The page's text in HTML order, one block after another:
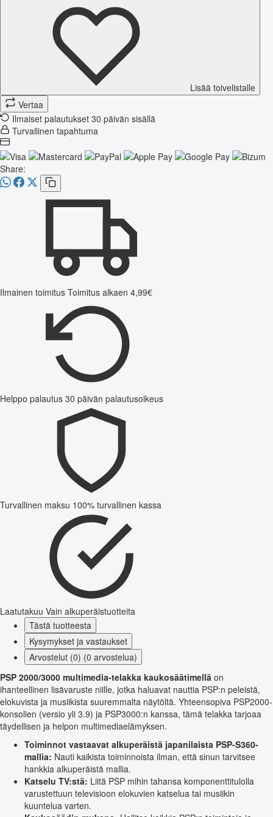
Lisää toivelistalle
Vertaa
Ilmaiset palautukset 30 päivän sisällä
Turvallinen tapahtuma
Share:
Ilmainen toimitus Toimitus alkaen 4,99€
Helppo palautus 30 päivän palautusoikeus
Turvallinen maksu 100% turvallinen kassa
Laatutakuu Vain alkuperäistuotteita
Tästä tuotteesta
Kysymykset ja vastaukset
Arvostelut (0) (0 arvostelua)
PSP 2000/3000 multimedia-telakka kaukosäätimellä on
ihanteellinen lisävaruste niille, jotka haluavat nauttia PSP:n peleistä,
elokuvista ja musiikista suuremmalta näytöltä. Yhteensopiva PSP2000-
konsolien (versio yli 3.9) ja PSP3000:n kanssa, tämä telakka tarjoaa
täydellisen ja helpon multimediaelämyksen.
Toiminnot vastaavat alkuperäistä japanilaista PSP-S360-
mallia: Nauti kaikista toiminnoista ilman, että sinun tarvitsee
hankkia alkuperäistä mallia.
Katselu TV:stä: Liitä PSP mihin tahansa komponenttitulolla
varustettuun televisioon elokuvien katselua tai musiikin
kuuntelua varten.